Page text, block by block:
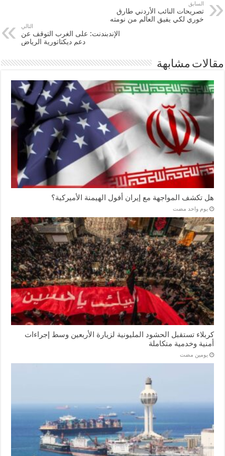
السابق
تصريحات النائب الأردني طارق
خوري لكي يفيق العالم من نومته
التالي
الإندبندنت: على الغرب التوقف عن
دعم ديكتاتورية الرياض
مقالات مشابهة
هل تكشف المواجهة مع إيران أفول الهيمنة الأميركية؟
‏يوم واحد مضت
كربلاء تستقبل الحشود المليونية لزيارة الأربعين وسط إجراءات
أمنية وخدمية متكاملة
‏يومين مضت